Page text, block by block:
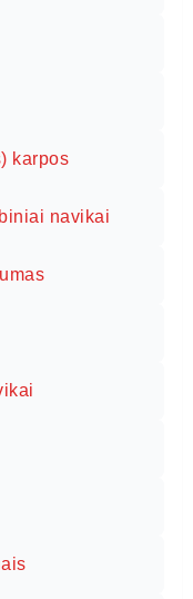
karpos
navikai